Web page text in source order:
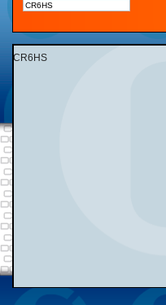
CR6HS